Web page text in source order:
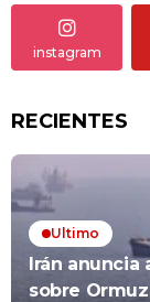
instagram
RECIENTES
Ultimo
Irán anuncia
sobre